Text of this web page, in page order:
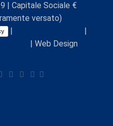
| Capitale Sociale €
versato)
|
|
| Web Design